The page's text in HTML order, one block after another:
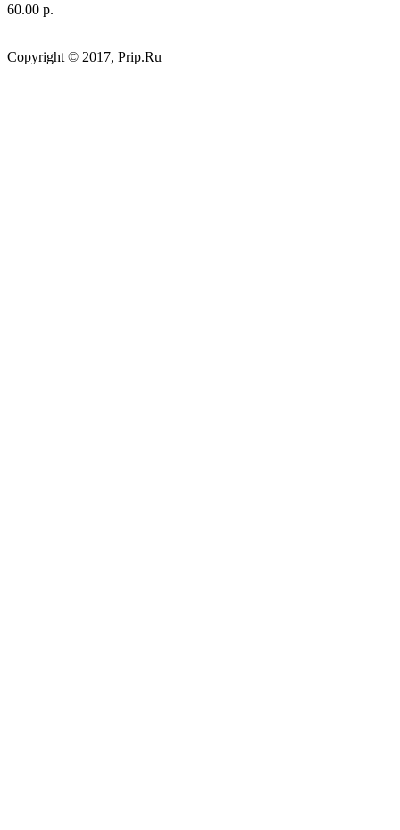
60.00 р.
Copyright © 2017, Prip.Ru